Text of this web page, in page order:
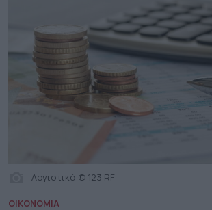
Λογιστικά © 123 RF
ΟΙΚΟΝΟΜΙΑ